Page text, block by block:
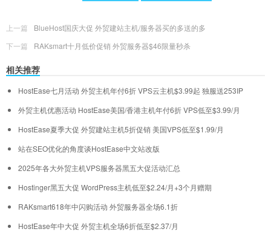
上一篇
BlueHost国庆大促 外贸建站主机/服务器买的多送的多
下一篇
RAKsmart十月低价促销 外贸服务器$46限量秒杀
相关推荐
HostEase七月活动 外贸主机年付6折 VPS云主机$3.99起 独服送253IP
外贸主机优惠活动 HostEase美国/香港主机年付6折 VPS低至$3.99/月
HostEase夏季大促 外贸建站主机5折促销 美国VPS低至$1.99/月
站在SEO优化的角度谈HostEase中文站改版
2025年各大外贸主机VPS服务器黑五大促活动汇总
Hostinger黑五大促 WordPress主机低至$2.24/月+3个月赠期
RAKsmart618年中闪购活动 外贸服务器全场6.1折
HostEase年中大促 外贸主机全场6折低至$2.37/月